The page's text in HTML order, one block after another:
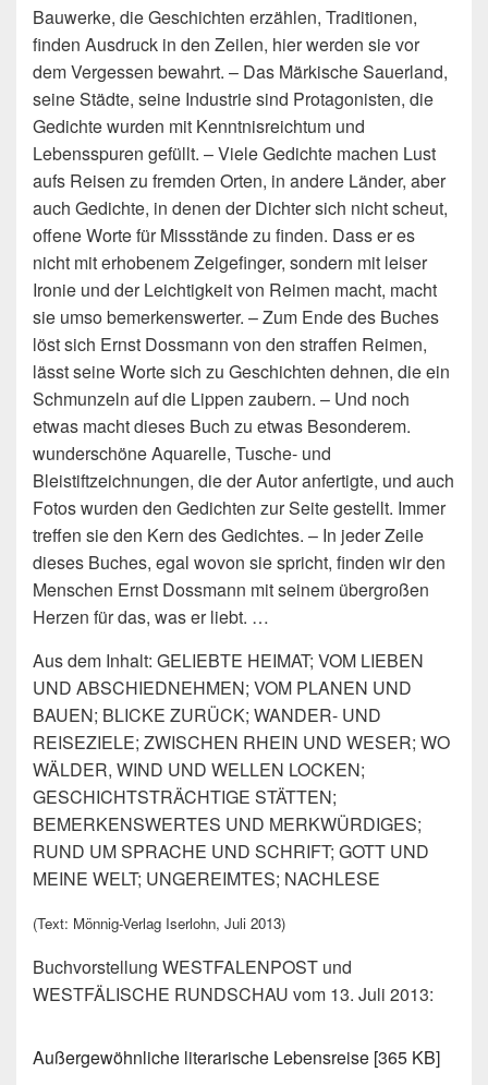
Bauwerke, die Geschichten erzählen, Traditionen,
finden Ausdruck in den Zeilen, hier werden sie vor
dem Vergessen bewahrt. – Das Märkische Sauerland,
seine Städte, seine Industrie sind Protagonisten, die
Gedichte wurden mit Kenntnisreichtum und
Lebensspuren gefüllt. – Viele Gedichte machen Lust
aufs Reisen zu fremden Orten, in andere Länder, aber
auch Gedichte, in denen der Dichter sich nicht scheut,
offene Worte für Missstände zu finden. Dass er es
nicht mit erhobenem Zeigefinger, sondern mit leiser
Ironie und der Leichtigkeit von Reimen macht, macht
sie umso bemerkenswerter. – Zum Ende des Buches
löst sich Ernst Dossmann von den straffen Reimen,
lässt seine Worte sich zu Geschichten dehnen, die ein
Schmunzeln auf die Lippen zaubern. – Und noch
etwas macht dieses Buch zu etwas Besonderem.
wunderschöne Aquarelle, Tusche- und
Bleistiftzeichnungen, die der Autor anfertigte, und auch
Fotos wurden den Gedichten zur Seite gestellt. Immer
treffen sie den Kern des Gedichtes. – In jeder Zeile
dieses Buches, egal wovon sie spricht, finden wir den
Menschen Ernst Dossmann mit seinem übergroßen
Herzen für das, was er liebt. …
Aus dem Inhalt: GELIEBTE HEIMAT; VOM LIEBEN
UND ABSCHIEDNEHMEN; VOM PLANEN UND
BAUEN; BLICKE ZURÜCK; WANDER- UND
REISEZIELE; ZWISCHEN RHEIN UND WESER; WO
WÄLDER, WIND UND WELLEN LOCKEN;
GESCHICHTSTRÄCHTIGE STÄTTEN;
BEMERKENSWERTES UND MERKWÜRDIGES;
RUND UM SPRACHE UND SCHRIFT; GOTT UND
MEINE WELT; UNGEREIMTES; NACHLESE
(Text: Mönnig-Verlag Iserlohn, Juli 2013)
Buchvorstellung WESTFALENPOST und
WESTFÄLISCHE RUNDSCHAU vom 13. Juli 2013:
Außergewöhnliche literarische Lebensreise [365 KB]